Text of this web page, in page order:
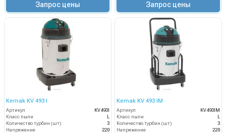
Запрос цены Запрос цены
Kemak KV 493 I
Артикул
KV493I
Класс пыли
Количество турбин (шт)
3
Напряжение
220
Kemak KV 493 IM
Артикул
KV493IM
Класс пыли
Количество турбин (шт)
3
Напряжение
220